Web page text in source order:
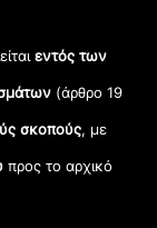
εντός των
(άρθρο 19
σκοπούς, με
προς το αρχικό